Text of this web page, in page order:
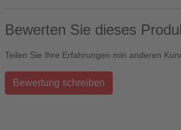
Bewerten Sie dieses
Teilen Sie Ihre Erfahrungen min anderen
Bewertung schreiben